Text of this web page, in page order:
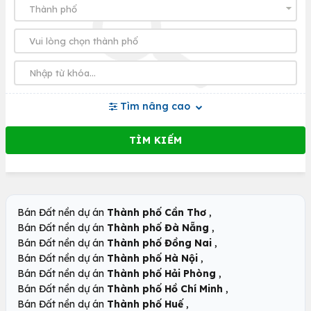
Tìm nâng cao
Bán Đất nền dự án Thành phố Cần Thơ ,
Bán Đất nền dự án Thành phố Đà Nẵng ,
Bán Đất nền dự án Thành phố Đồng Nai ,
Bán Đất nền dự án Thành phố Hà Nội ,
Bán Đất nền dự án Thành phố Hải Phòng ,
Bán Đất nền dự án Thành phố Hồ Chí Minh ,
Bán Đất nền dự án Thành phố Huế ,